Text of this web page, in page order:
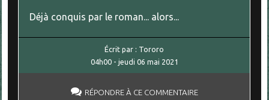
Déjà conquis par le roman... alors...
Écrit par : Tororo
04h00- jeudi 06 mai 2021
RÉPONDRE À CE COMMENTAIRE